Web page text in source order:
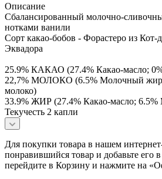
Описание
Сбалансированный молочно-
нотками ванили
Сорт какао-бобов - Форастеро из
Эквадора
25.9% КАКАО (27.4% Какао-масло;
22,7% МОЛОКО (6.5% Молочный жир;
молоко)
33.9% ЖИР (27.4% Какао-масло;
Текучесть 2 капли
Для покупки товара в нашем
понравившийся товар и добавьте его
перейдите в Корзину и нажмите на